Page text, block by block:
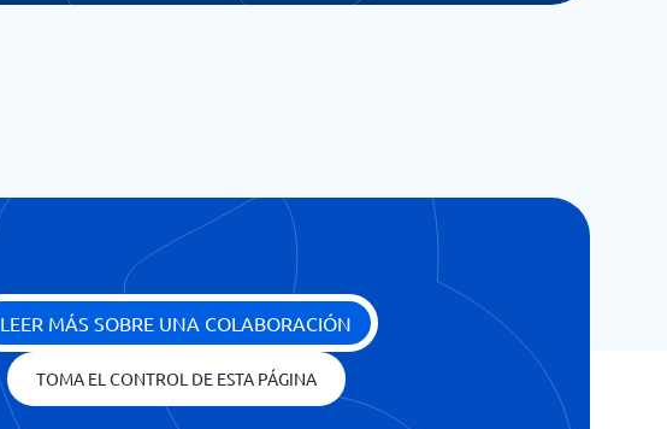
LEER MÁS SOBRE UNA COLABORACIÓN
TOMA EL CONTROL DE ESTA PÁGINA